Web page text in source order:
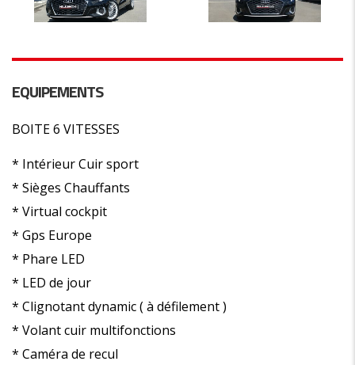
EQUIPEMENTS
BOITE 6 VITESSES
* Intérieur Cuir sport
* Sièges Chauffants
* Virtual cockpit
* Gps Europe
* Phare LED
* LED de jour
* Clignotant dynamic ( à défilement )
* Volant cuir multifonctions
* Caméra de recul